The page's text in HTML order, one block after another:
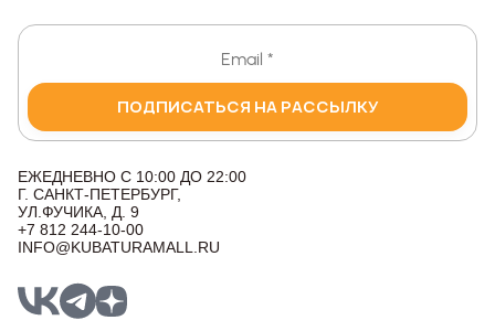
ПОДПИСАТЬСЯ НА РАССЫЛКУ
ЕЖЕДНЕВНО С 10:00 ДО 22:00
Г. САНКТ-ПЕТЕРБУРГ,
УЛ.ФУЧИКА, Д. 9
+7 812 244-10-00
INFO@KUBATURAMALL.RU